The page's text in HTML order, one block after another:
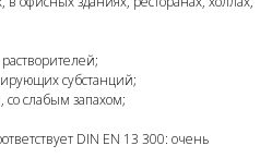
субстанций;
со слабым запахом;
DIN EN 13 300: очень